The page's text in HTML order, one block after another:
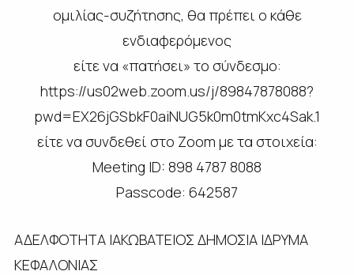
ομιλίας-συζήτησης, θα πρέπει ο κάθε
ενδιαφερόμενος
είτε να «πατήσει» το σύνδεσμο:
https://us02web.zoom.us/j/89847878088?
pwd=EX26jGSbkF0aiNUG5k0m0tmKxc4Sak.1
είτε να συνδεθεί στο Zoom με τα στοιχεία:
Meeting ID: 898 4787 8088
Passcode: 642587
ΑΔΕΛΦΟΤΗΤΑ ΙΑΚΩΒΑΤΕΙΟΣ ΔΗΜΟΣΙΑ ΙΔΡΥΜΑ
ΚΕΦΑΛΟΝΙΑΣ